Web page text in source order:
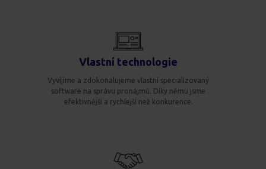
Vlastní technologie
Vyvíjíme a zdokonalujeme vlastní specializovaný
software na správu pronájmů. Díky němu jsme
efektivnější a rychlejší než konkurence.